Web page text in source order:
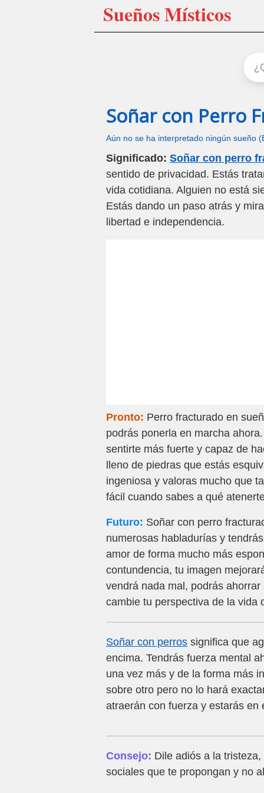
Sueños Místicos
Soñar con Perro
Aún no se ha interpretado ningún sueño
Significado: Soñar con perro
sentido de privacidad. Estás
vida cotidiana. Alguien no está
Estás dando un paso atrás y
libertad e independencia.
Pronto: Perro fracturado en
podrás ponerla en marcha
sentirte más fuerte y capaz de
lleno de piedras que estás
ingeniosa y valoras mucho que
fácil cuando sabes a qué
Futuro: Soñar con perro
numerosas habladurías y
amor de forma mucho más
contundencia, tu imagen
vendrá nada mal, podrás
cambie tu perspectiva de la vida
Soñar con perros significa que
encima. Tendrás fuerza mental
una vez más y de la forma más
sobre otro pero no lo hará
atraerán con fuerza y estarás en
Consejo: Dile adiós a la
sociales que te propongan y no